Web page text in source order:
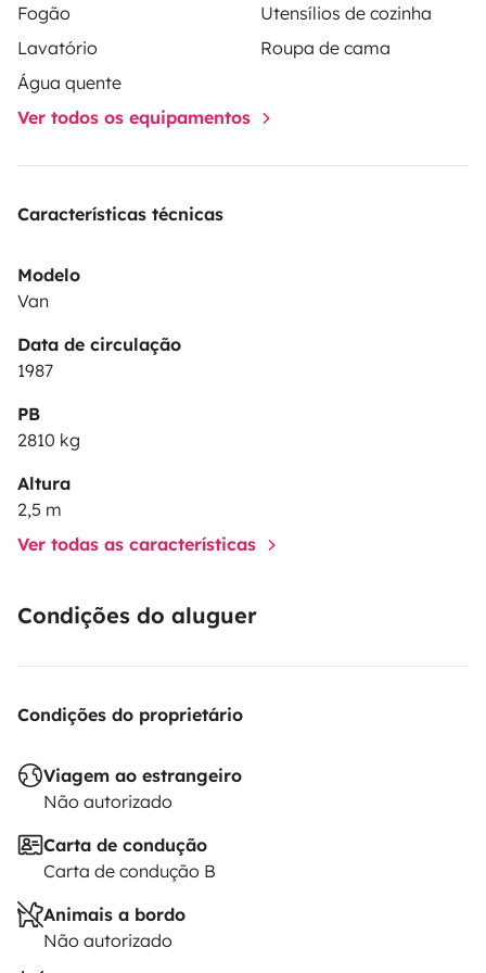
Fogão
Utensílios de cozinha
Lavatório
Roupa de cama
Água quente
Ver todos os equipamentos
Características técnicas
Modelo
Van
Data de circulação
1987
PB
2810 kg
Altura
2,5 m
Ver todas as características
Condições do aluguer
Condições do proprietário
Viagem ao estrangeiro
Não autorizado
Carta de condução
Carta de condução B
Animais a bordo
Não autorizado